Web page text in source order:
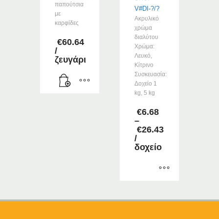
παπούτσια
με
καρφίδες
€60.64
/
ζευγάρι
V#DI-?/?
Ακρυλικό
χρώμα
διαλύτου
Χρώμα:
Λευκό,
Κίτρινο
Συσκευασία:
Δοχείο 1
kg, 5 kg
€6.68
–
€26.43
Price
range:
€6.68
through
/
δοχείο